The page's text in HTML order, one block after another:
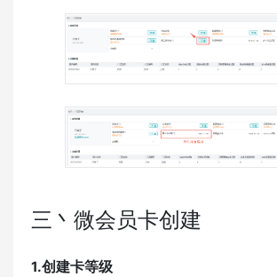
三丶微会员卡创建
1.创建卡等级